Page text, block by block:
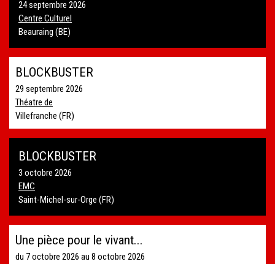
24 septembre 2026
Centre Culturel
Beauraing (BE)
BLOCKBUSTER
29 septembre 2026
Théatre de
Villefranche (FR)
BLOCKBUSTER
3 octobre 2026
EMC
Saint-Michel-sur-Orge (FR)
Une pièce pour le vivant...
du 7 octobre 2026 au 8 octobre 2026